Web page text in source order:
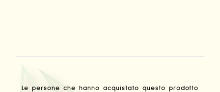
Le persone che hanno acquistato questo prodotto